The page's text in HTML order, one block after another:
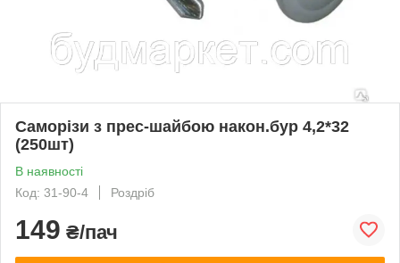
Саморізи з прес-шайбою након.бур 4,2*32
(250шт)
В наявності
Код: 31-90-4
Роздріб
149 ₴/пач